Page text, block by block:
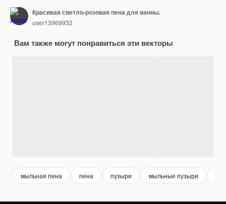
Красивая светло-розовая пена для ванны.
user13969932
Вам также могут понравиться эти векторы
мыльная пена пена пузыри мыльные пузыри